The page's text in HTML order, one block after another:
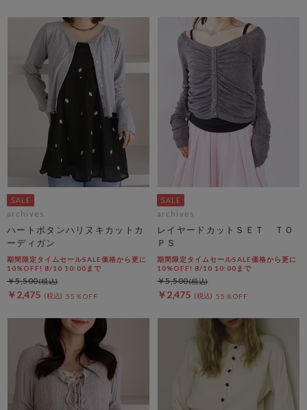
archives
ハートボタンハリヌキカットカ
ーディガン
期間限定タイムセールSALE価格から更に
10%OFF! 8/10 10:00まで
￥2,475 55％OFF
￥5,500
archives
レイヤードカットＳＥＴ ＴＯ
ＰＳ
期間限定タイムセールSALE価格から更に
10%OFF! 8/10 10:00まで
￥2,475 55％OFF
￥5,500